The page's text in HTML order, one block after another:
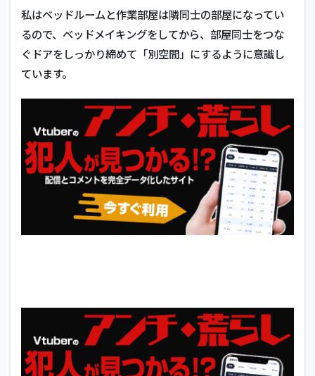
私はベッドルームと作業部屋は隣同士の部屋になってい
るので、ベッドメイキングをしてから、部屋同士をつな
ぐドアをしっかり締めて「別空間」にするように意識し
ています。